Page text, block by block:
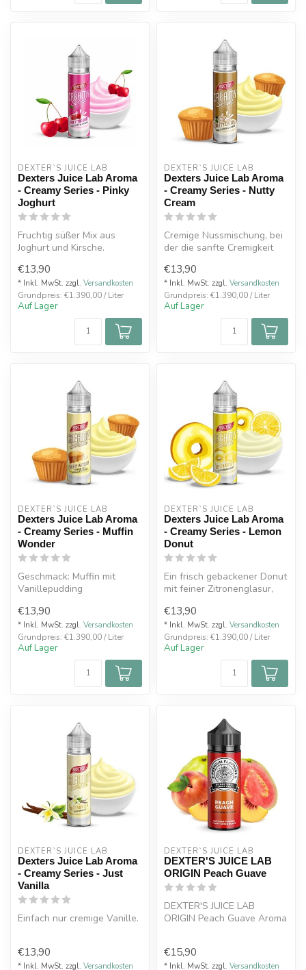
DEXTER`S JUICE LAB
Dexters Juice Lab Aroma
- Creamy Series - Pinky
Joghurt
Fruchtig süßer Mix aus
Joghurt und Kirsche.
Aroma-Shot System einfach
mit Bas...
€13,90
* Inkl. MwSt. zzgl. Versandkosten
Grundpreis: €1.390,00 / Liter
Auf Lager
DEXTER`S JUICE LAB
Dexters Juice Lab Aroma
- Creamy Series - Nutty
Cream
Cremige Nussmischung, bei
der die sanfte Cremigkeit
vo...
€13,90
* Inkl. MwSt. zzgl. Versandkosten
Grundpreis: €1.390,00 / Liter
Auf Lager
DEXTER`S JUICE LAB
Dexters Juice Lab Aroma
- Creamy Series - Muffin
Wonder
Geschmack: Muffin mit
Vanillepudding
Aroma-Shot System einfach
mit Base und j...
€13,90
* Inkl. MwSt. zzgl. Versandkosten
Grundpreis: €1.390,00 / Liter
Auf Lager
DEXTER`S JUICE LAB
Dexters Juice Lab Aroma
- Creamy Series - Lemon
Donut
Ein frisch gebackener Donut
mit feiner Zitronenglasur,
€13,90
* Inkl. MwSt. zzgl. Versandkosten
Grundpreis: €1.390,00 / Liter
Auf Lager
DEXTER`S JUICE LAB
Dexters Juice Lab Aroma
- Creamy Series - Just
Vanilla
Einfach nur cremige Vanille.
mit Base und je nach B...
€13,90
* Inkl. MwSt. zzgl. Versandkosten
DEXTER`S JUICE LAB
DEXTER'S JUICE LAB
ORIGIN Peach Guave
DEXTER'S JUICE LAB
ORIGIN Peach Guave Aroma
€15,90
* Inkl. MwSt. zzgl. Versandkosten